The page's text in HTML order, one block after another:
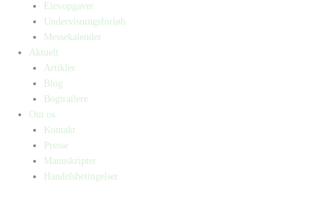
Elevopgaver
Undervisningsforløb
Messekalender
Aktuelt
Artikler
Blog
Bogtrailere
Om os
Kontakt
Presse
Manuskripter
Handelsbetingelser